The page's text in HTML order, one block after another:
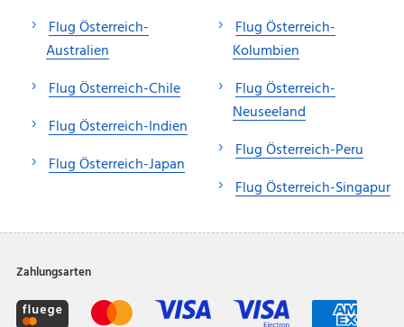
Flug Österreich-
Australien
Flug Österreich-Chile
Flug Österreich-Indien
Flug Österreich-Japan
Flug Österreich-
Kolumbien
Flug Österreich-
Neuseeland
Flug Österreich-Peru
Flug Österreich-Singapur